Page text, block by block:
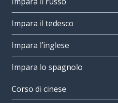
Impara il tedesco
Impara l’inglese
Impara lo spagnolo
Corso di cinese